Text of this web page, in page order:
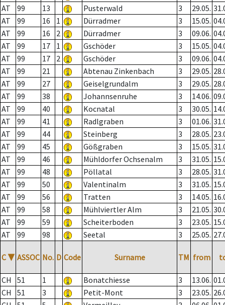
AT
99 13 Pusterwald 3 29.05.
AT
99 16 1 Dürradmer 3 15.05.
AT
99 16 2 Dürradmer 3 09.06.
AT
99 17 1 Gschöder 3 15.05.
AT
99 17 2 Gschöder 3 09.06.
AT
99 21 Abtenau Zinkenbach 3 29.05.
AT
99 27 Geiselgrundalm 3 29.05.
AT
99 38 Johannsenruhe 3 14.06.
AT
99 40 Kocnatal 3 30.05.
AT
99 41 Radlgraben 3 01.06.
AT
99 44 Steinberg 3 28.05.
AT
99 45 Gößgraben 3 15.05.
AT
99 46 Mühldorfer Ochsenalm 3 31.05.
AT
99 48 Pöllatal 3 28.05.
AT
99 50 Valentinalm 3 31.05.
AT
99 56 Tratten 3 14.05.
AT
99 58 Mühlviertler Alm 3 21.05.
AT
99 59 Scheiterboden 3 23.05.
AT
99 98 Seetal 3 25.05.
C ▼ ASSOC No. D Code Surname TM from
CH 51 1 Bonatchiesse 3 13.06.
CH
51 3 Petit-Mont 3 23.05.